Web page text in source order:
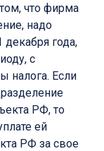
что фирма
надо
года,
с
налога. Если
РФ, то
ей
РФ за свое